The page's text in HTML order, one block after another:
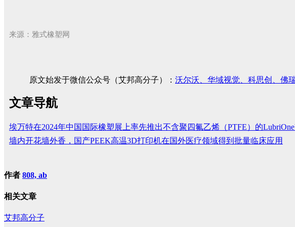
来源：雅式橡塑网
原文始发于微信公众号（艾邦高分子）： 沃尔沃、华域视觉、科思创、佛
文章导航
埃万特在2024年中国国际橡塑展上率先推出不含聚四氟乙烯（PTFE）的
墙内开花墙外香，国产PEEK高温3D打印机在国外医疗领域得到批量临床应用
作者 808, ab
相关文章
艾邦高分子